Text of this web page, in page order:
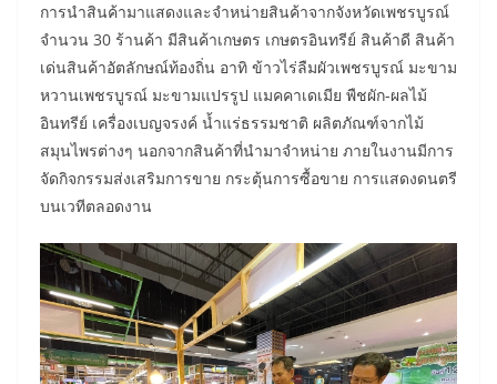
การนำสินค้ามาแสดงและจำหน่ายสินค้าจากจังหวัดเพชรบูรณ์
จำนวน 30 ร้านค้า มีสินค้าเกษตร เกษตรอินทรีย์ สินค้าดี สินค้า
เด่นสินค้าอัตลักษณ์ท้องถิ่น อาทิ ข้าวไร่ลืมผัวเพชรบูรณ์ มะขาม
หวานเพชรบูรณ์ มะขามแปรรูป แมคคาเดเมีย พืชผัก-ผลไม้
อินทรีย์ เครื่องเบญจรงค์ น้ำแร่ธรรมชาติ ผลิตภัณฑ์จากไม้
สมุนไพรต่างๆ นอกจากสินค้าที่นำมาจำหน่าย ภายในงานมีการ
จัดกิจกรรมส่งเสริมการขาย กระตุ้นการซื้อขาย การแสดงดนตรี
บนเวทีตลอดงาน